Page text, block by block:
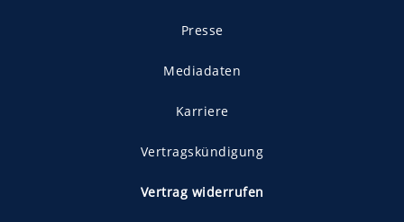
Presse
Mediadaten
Karriere
Vertragskündigung
Vertrag widerrufen